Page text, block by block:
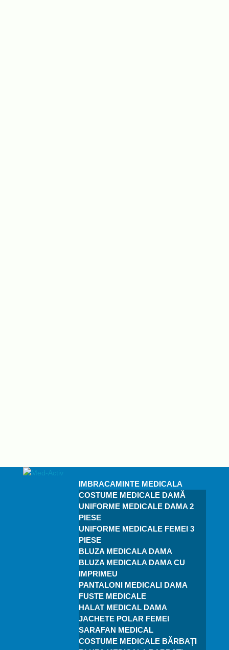
IMBRACAMINTE MEDICALA
COSTUME MEDICALE DAMĂ
UNIFORME MEDICALE DAMA 2
PIESE
UNIFORME MEDICALE FEMEI 3
PIESE
BLUZA MEDICALA DAMA
BLUZA MEDICALA DAMA CU
IMPRIMEU
PANTALONI MEDICALI DAMA
FUSTE MEDICALE
HALAT MEDICAL DAMA
JACHETE POLAR FEMEI
SARAFAN MEDICAL
COSTUME MEDICALE BĂRBAȚI